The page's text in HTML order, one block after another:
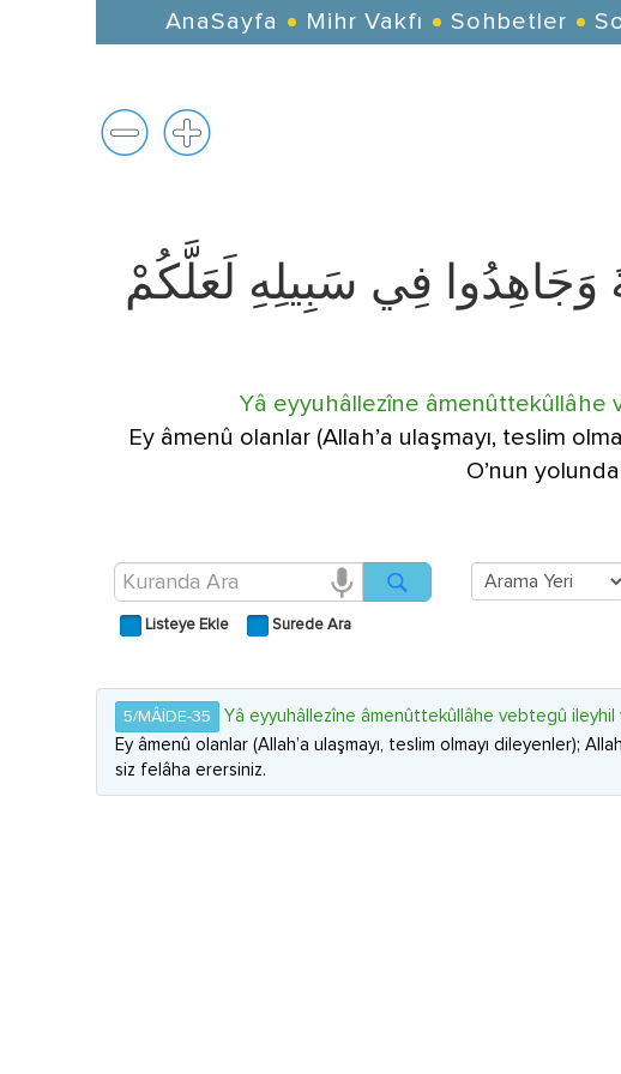
AnaSayfa Mihr Vakfı Sohbetler
وَجَاهِدُوا فِي سَبِيلِهِ لَعَلَّكُمْ
Yâ eyyuhâllezîne âmenûttekûllâhe
Ey âmenû olanlar (Allah’a ulaşmayı, teslim
O’nun
Listeye Ekle Surede Ara
5/MÂİDE-35
Yâ eyyuhâllezîne âmenûttekûllâhe vebtegû
Ey âmenû olanlar (Allah’a ulaşmayı, teslim olmayı dileyenler);
siz felâha erersiniz.